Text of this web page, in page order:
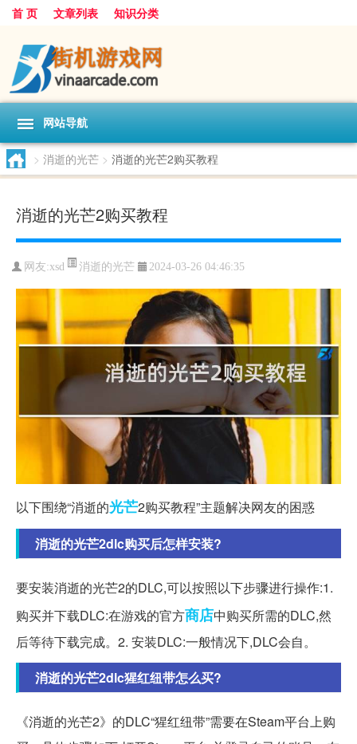
首 页 文章列表 知识分类
网站导航
> 消逝的光芒 > 消逝的光芒2购买教程
消逝的光芒2购买教程
网友:xsd 消逝的光芒 2024-03-26 04:46:35
以下围绕“消逝的光芒2购买教程”主题解决网友的困惑
消逝的光芒2dlc购买后怎样安装?
要安装消逝的光芒2的DLC,可以按照以下步骤进行操作:1.
购买并下载DLC:在游戏的官方商店中购买所需的DLC,然
后等待下载完成。2. 安装DLC:一般情况下,DLC会自。
消逝的光芒2dlc猩红纽带怎么买?
《消逝的光芒2》的DLC“猩红纽带”需要在Steam平台上购